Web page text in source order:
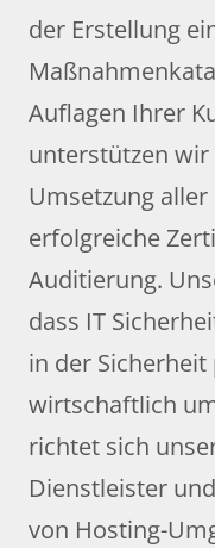
der Erstellung
Auflagen Ihrer
unterstützen
Umsetzung
erfolgreiche
Auditierung.
dass IT
in der
wirtschaftlich
richtet sich
Dienstleister
von Hosting-